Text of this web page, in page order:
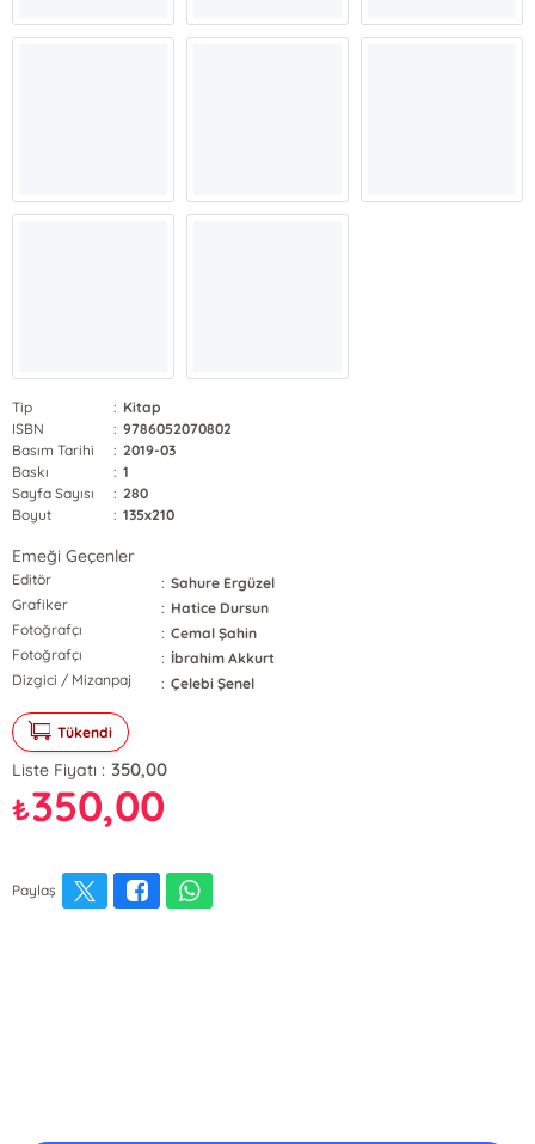
Tip : Kitap
ISBN
: 9786052070802
Basım Tarihi
: 2019-03
Baskı
: 1
Sayfa Sayısı
: 280
Boyut
: 135x210
Emeği Geçenler
Editör : Sahure Ergüzel
Grafiker
: Hatice Dursun
Fotoğrafçı
: Cemal Şahin
Fotoğrafçı
: İbrahim Akkurt
Dizgici / Mizanpaj
: Çelebi Şenel
Tükendi
Liste Fiyatı : 350,00
₺350,00
Paylaş